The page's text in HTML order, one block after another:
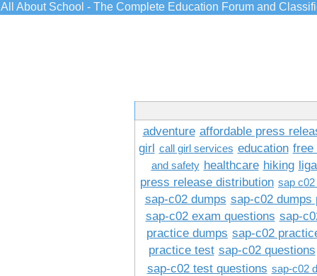
All About School - The Complete Education Forum and
adventure affordable press
girl call girl services education free
and safety healthcare hiking
press release distribution sap
sap-c02 dumps sap-c02 dumps
sap-c02 exam questions sap-
practice dumps sap-c02
practice test sap-c02 questions
sap-c02 test questions sap-c02